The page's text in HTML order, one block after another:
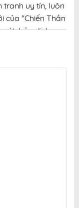
tranh uy tín, luôn
của "Chiến Thần
nét, bản dịch
trải nghiệm
miễn phí cho